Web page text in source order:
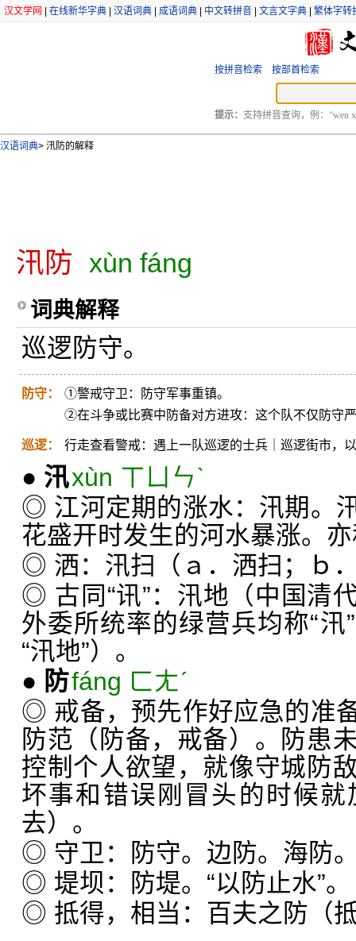
汉文学网 在线新华字典 汉语词典 成语词典 中文转拼音 文言文字典 繁体字转
按拼音检索 按部首检索
提示： 支持拼音查询，例：“wen
汉语词典> 汛防的解释
汛防 xùn fáng
词典解释
巡逻防守。
防守：
①警戒守卫：防守军事重镇。
②在斗争或比赛中防备对方进攻：这个队不仅防守
巡逻： 行走查看警戒：遇上一队巡逻的士兵｜巡逻街市，
● 汛xùn ㄒㄩㄣˋ
◎ 江河定期的涨水：汛期。
花盛开时发生的河水暴涨。亦
◎ 洒：汛扫（ａ．洒扫；ｂ
◎ 古同“讯”：汛地（中国清
外委所统率的绿营兵均称“
“汛地”）。
● 防fáng ㄈㄤˊ
◎ 戒备，预先作好应急的准
防范（防备，戒备）。防患
控制个人欲望，就像守城防
坏事和错误刚冒头的时候
去）。
◎ 守卫：防守。边防。海防
◎ 堤坝：防堤。“以防止水”。
◎ 抵得，相当：百夫之防（